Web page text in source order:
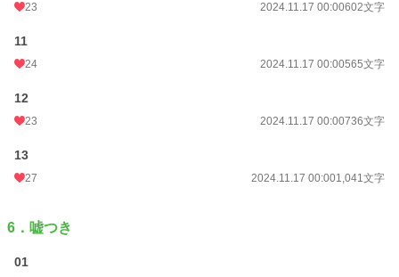
23 2024.11.17 00:00602文字
11
24 2024.11.17 00:00565文字
12
23 2024.11.17 00:00736文字
13
27 2024.11.17 00:001,041文字
6．嘘つき
01